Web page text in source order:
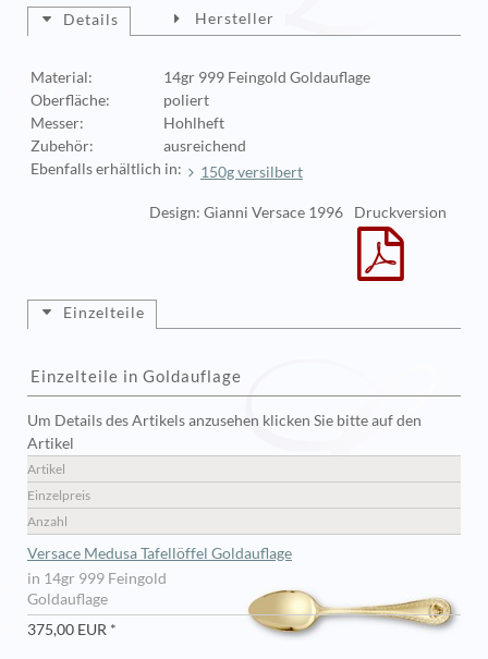
Details
Material:
14gr 999 Feingold Goldauflage
Oberfläche:
poliert
Messer:
Hohlheft
Zubehör:
ausreichend
Ebenfalls erhältlich in:
150g versilbert
Hersteller
Design: Gianni Versace 1996 Druckversion
Einzelteile
Einzelteile in Goldauflage
Um Details des Artikels anzusehen klicken Sie bitte auf den
Artikel
Artikel
Einzelpreis
Anzahl
Versace Medusa Tafellöffel Goldauflage
in 14gr 999 Feingold
Goldauflage
375,00 EUR *